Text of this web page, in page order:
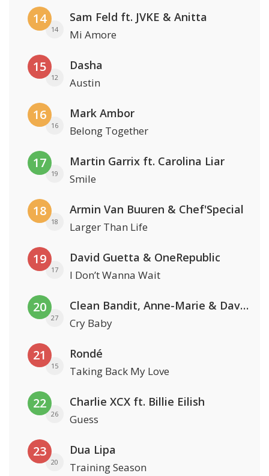
14
14
Sam Feld ft. JVKE & Anitta
Mi Amore
15
12
Dasha
Austin
16
16
Mark Ambor
Belong Together
17
19
Martin Garrix ft. Carolina Liar
Smile
18
18
Armin Van Buuren & Chef'Special
Larger Than Life
19
17
David Guetta & OneRepublic
I Don’t Wanna Wait
20
27
Clean Bandit, Anne-Marie & David Guetta
Cry Baby
21
15
Rondé
Taking Back My Love
22
26
Charlie XCX ft. Billie Eilish
Guess
23
20
Dua Lipa
Training Season